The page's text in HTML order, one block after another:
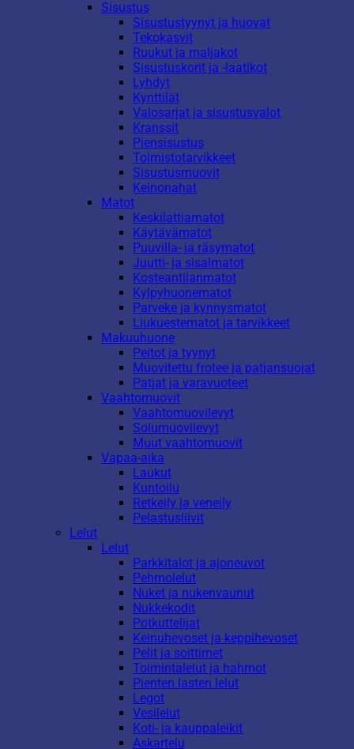
Sisustus
Sisustustyynyt ja huovat
Tekokasvit
Ruukut ja maljakot
Sisustuskorit ja -laatikot
Lyhdyt
Kynttilät
Valosarjat ja sisustusvalot
Kranssit
Piensisustus
Toimistotarvikkeet
Sisustusmuovit
Keinonahat
Matot
Keskilattiamatot
Käytävämatot
Puuvilla- ja räsymatot
Juutti- ja sisalmatot
Kosteantilanmatot
Kylpyhuonematot
Parveke ja kynnysmatot
Liukuestematot ja tarvikkeet
Makuuhuone
Peitot ja tyynyt
Muovitettu frotee ja patjansuojat
Patjat ja varavuoteet
Vaahtomuovit
Vaahtomuovilevyt
Solumuovilevyt
Muut vaahtomuovit
Vapaa-aika
Laukut
Kuntoilu
Retkeily ja veneily
Pelastusliivit
Lelut
Lelut
Parkkitalot ja ajoneuvot
Pehmolelut
Nuket ja nukenvaunut
Nukkekodit
Potkuttelijat
Keinuhevoset ja keppihevoset
Pelit ja soittimet
Toimintalelut ja hahmot
Pienten lasten lelut
Legot
Vesilelut
Koti- ja kauppaleikit
Askartelu